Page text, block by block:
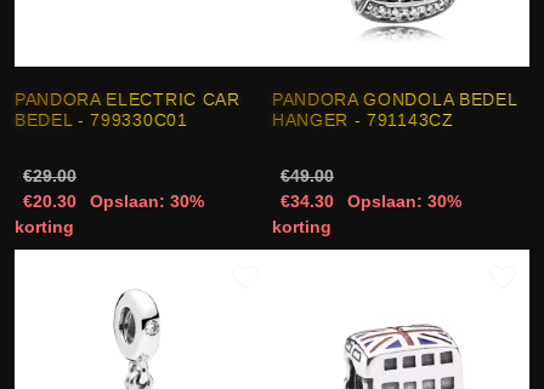
PANDORA ELECTRIC CAR
BEDEL - 799330C01
€29.00
€20.30
Opslaan: 30%
korting
PANDORA GONDOLA BEDEL
HANGER - 791143CZ
€49.00
€34.30
Opslaan: 30%
korting